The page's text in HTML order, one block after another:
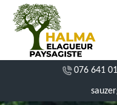
076 641